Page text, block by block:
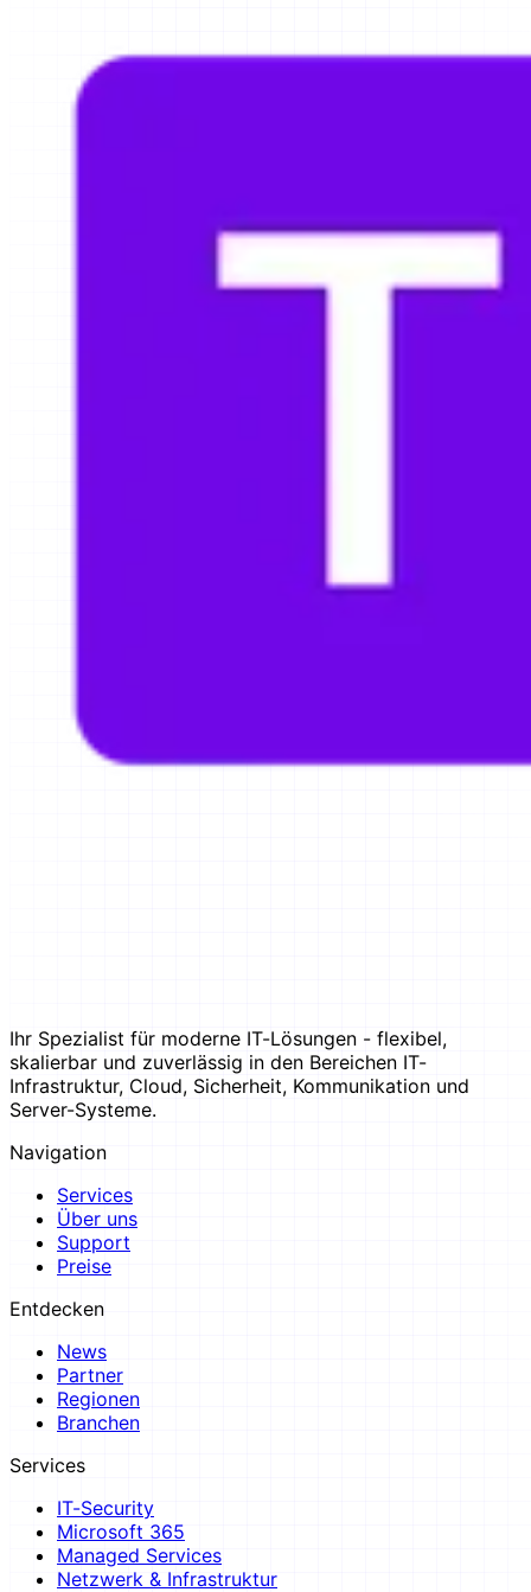
Ihr Spezialist für moderne IT-Lösungen - flexibel,
skalierbar und zuverlässig in den Bereichen IT-
Infrastruktur, Cloud, Sicherheit, Kommunikation und
Server-Systeme.
Navigation
Services
Über uns
Support
Preise
Entdecken
News
Partner
Regionen
Branchen
Services
IT-Security
Microsoft 365
Managed Services
Netzwerk & Infrastruktur